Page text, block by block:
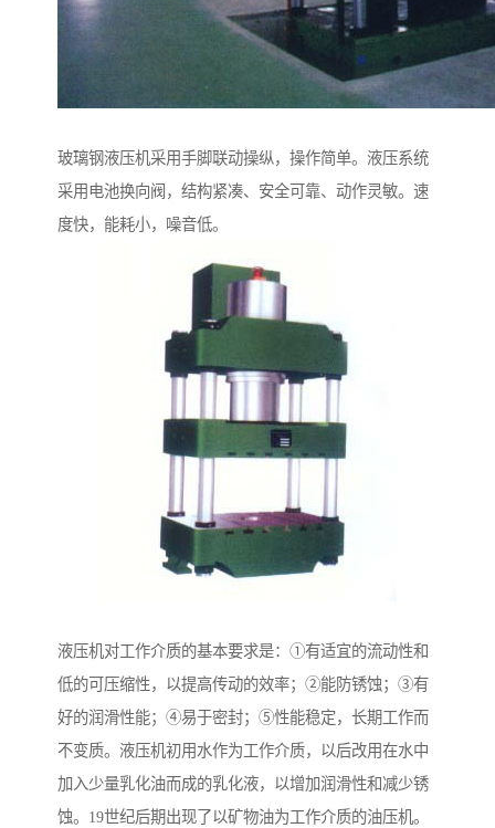
玻璃钢液压机采用手脚联动操纵，操作简单。液压系统
采用电池换向阀，结构紧凑、安全可靠、动作灵敏。速
度快，能耗小，噪音低。
液压机对工作介质的基本要求是：①有适宜的流动性和
低的可压缩性，以提高传动的效率；②能防锈蚀；③有
好的润滑性能；④易于密封；⑤性能稳定，长期工作而
不变质。液压机初用水作为工作介质，以后改用在水中
加入少量乳化油而成的乳化液，以增加润滑性和减少锈
蚀。19世纪后期出现了以矿物油为工作介质的油压机。